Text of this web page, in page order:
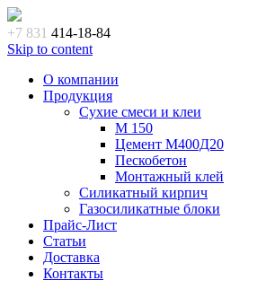
+7 831 414-18-84
Skip to content
О компании
Продукция
Сухие смеси и клеи
M 150
Цемент М400Д20
Пескобетон
Монтажный клей
Силикатный кирпич
Газосиликатные блоки
Прайс-Лист
Статьи
Доставка
Контакты